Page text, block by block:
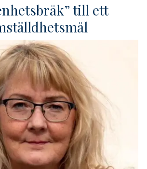
till ett